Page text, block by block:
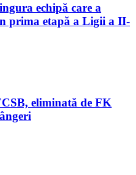
echipă care a
prima etapă a Ligii a II-
eliminată de FK